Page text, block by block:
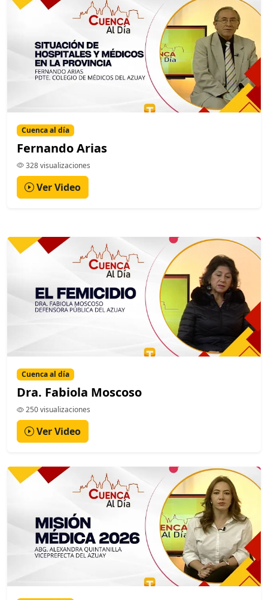
Cuenca al día
Fernando Arias
328 visualizaciones
Ver Video
Cuenca al día
Dra. Fabiola Moscoso
250 visualizaciones
Ver Video